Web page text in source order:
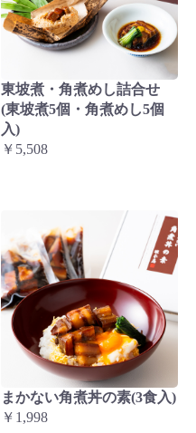
東坡煮・角煮めし詰合せ
(東坡煮5個・角煮めし5個
入)
￥5,508
まかない角煮丼の素(3食入)
￥1,998